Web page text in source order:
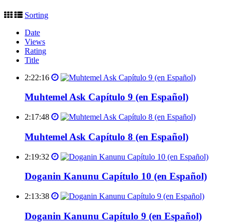
Sorting
Date
Views
Rating
Title
2:22:16
Muhtemel Ask Capítulo 9 (en Español)
2:17:48
Muhtemel Ask Capítulo 8 (en Español)
2:19:32
Doganin Kanunu Capítulo 10 (en Español)
2:13:38
Doganin Kanunu Capítulo 9 (en Español)